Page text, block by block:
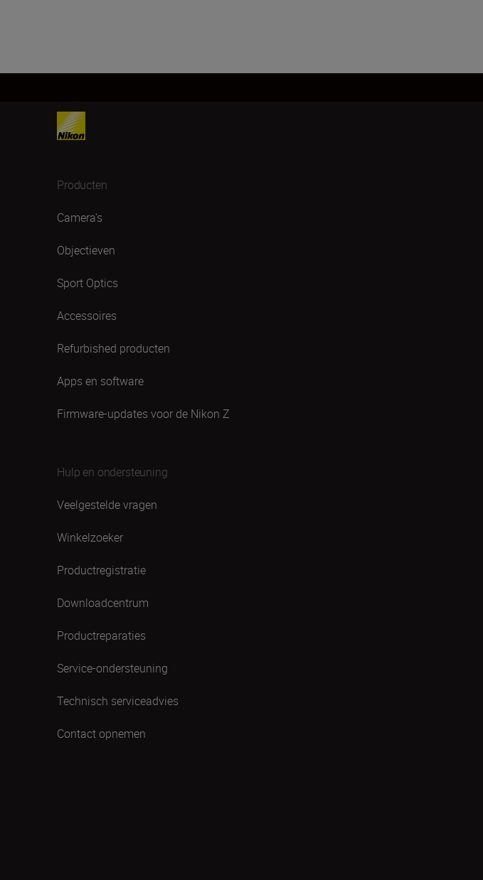
Producten
Camera's
Objectieven
Sport Optics
Accessoires
Refurbished producten
Apps en software
Firmware-updates voor de Nikon Z
Hulp en ondersteuning
Veelgestelde vragen
Winkelzoeker
Productregistratie
Downloadcentrum
Productreparaties
Service-ondersteuning
Technisch serviceadvies
Contact opnemen